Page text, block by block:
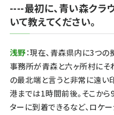
----最初に、青い森クラ
いて教えてください。
浅野：現在、青森県内に3つの
事務所が青森と六ヶ所村にそ
の最北端と言うと非常に遠い
港までは1時間前後。そこか
ターに到着できるなど、ロケ